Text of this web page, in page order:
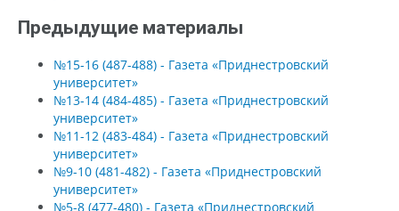
Предыдущие материалы
№15-16 (487-488) - Газета «Приднестровский
университет»
№13-14 (484-485) - Газета «Приднестровский
университет»
№11-12 (483-484) - Газета «Приднестровский
университет»
№9-10 (481-482) - Газета «Приднестровский
университет»
№5-8 (477-480) - Газета «Приднестровский